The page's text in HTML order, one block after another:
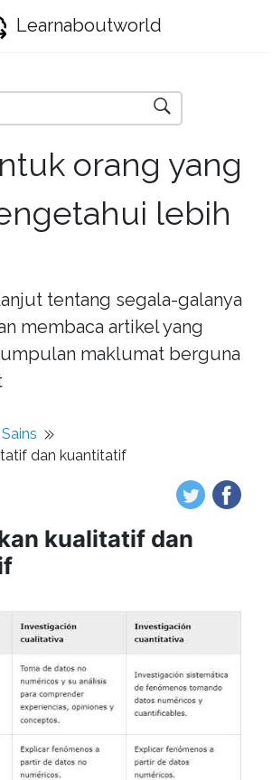
Learnaboutworld
orang yang
lebih
tentang segala-galanya
membaca artikel yang
maklumat berguna
Sains
dan kuantitatif
kualitatif dan